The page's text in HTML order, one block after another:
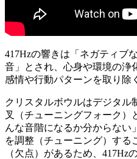
417Hzの響きは「ネガティブ
音」とされ、心身や環境の浄
感情や行動パターンを取り除
クリスタルボウルはデジタル
叉（チューニングフォーク）
んな音階になるか分からない
を調整（チューニング）する
（欠点）があるため、417Hz